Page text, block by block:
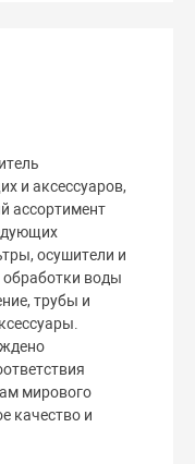
и аксессуаров,
ассортимент
осушители и
воды
трубы и
мирового
качество и